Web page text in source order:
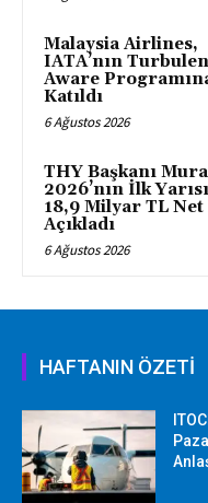
Malaysia Airlines,
IATA’nın
Aware
Katıldı
6 Ağustos 2026
THY Başkanı
2026’nın İlk
18,9 Milyar TL
Açıkladı
6 Ağustos 2026
HAFTANIN ÖZETİ